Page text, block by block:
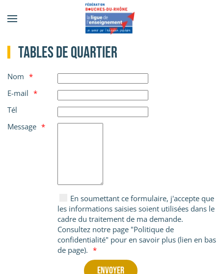
Accéder au contenu principal
Tables de quartier
Nom
E-mail
Tél
Message
En soumettant ce formulaire, j'accepte que
les informations saisies soient utilisées dans le
cadre du traitement de ma demande.
Consultez notre page "Politique de
confidentialité" pour en savoir plus (lien en bas
de page).